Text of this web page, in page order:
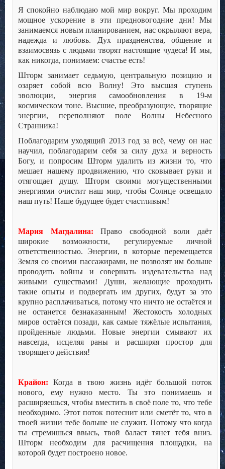
Я спокойно наблюдаю мой мир вокруг. Мы проходим
мощное ускорение в эти предновогодние дни! Мы
занимаемся новым планированием, нас окрыляют вера,
надежда и любовь. Дух праздненства, общение и
взаимосвязь с людьми творят настоящие чудеса! И мы,
как никогда, понимаем: счастье есть!
Шторм занимает седьмую, центральную позицию и
озаряет собой всю Волну! Это высшая ступень
эволюции, энергия самообновления в 19-м
космическом тоне. Высшие, преобразующие, творящие
энергии, переполняют поле Волны Небесного
Странника!
Поблагодарим уходящий 2013 год за всё, чему он нас
научил, поблагодарим себя за силу духа и верность
Богу, и попросим Шторм удалить из жизни то, что
мешает нашему продвижению, что сковывает руки и
отягощает душу. Шторм своими могущественными
энергиями очистит наш мир, чтобы Солнце освещало
наш путь! Наше будущее будет счастливым!
Мария Магдалина: Право свободной воли даёт
широкие возможности, регулируемые личной
ответственностью. Энергии, в которые перемещается
Земля со своими пассажирами, не позволят им больше
проводить войны и совершать издевательства над
живыми существами! Души, желающие проходить
такие опыты и подвергать им других, будут за это
крупно расплачиваться, потому что ничто не остаётся и
не останется безнаказанным! Жестокость холодных
миров остаётся позади, как самые тяжёлые испытания,
пройденные людьми. Новые энергии смывают их
навсегда, исцеляя раны и расширяя простор для
творящего действия!
Крайон: Когда в твою жизнь идёт большой поток
нового, ему нужно место. Ты это понимаешь и
расширяешься, чтобы вместить в своё поле то, что тебе
необходимо. Этот поток потеснит или сметёт то, что в
твоей жизни тебе больше не служит. Потому что когда
ты стремишься ввысь, твой баласт тянет тебя вниз.
Шторм необходим для расчищения площадки, на
которой будет построено новое.